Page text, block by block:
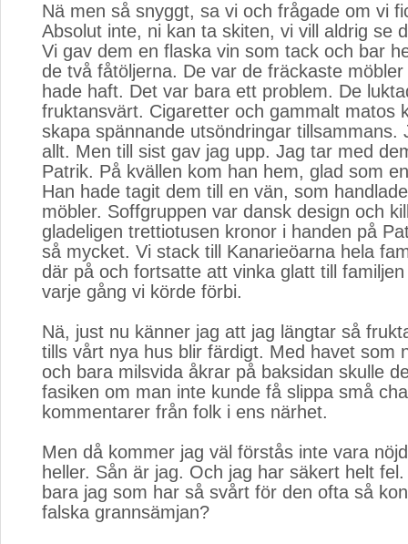
Nä men så snyggt, sa vi och frågade om vi
Absolut inte, ni kan ta skiten, vi vill aldrig se
Vi gav dem en flaska vin som tack och bar
de två fåtöljerna. De var de fräckaste
hade haft. Det var bara ett problem. De
fruktansvärt. Cigaretter och gammalt matos
skapa spännande utsöndringar tillsammans.
allt. Men till sist gav jag upp. Jag tar med
Patrik. På kvällen kom han hem, glad som
Han hade tagit dem till en vän, som
möbler. Soffgruppen var dansk design och
gladeligen trettiotusen kronor i handen på
så mycket. Vi stack till Kanarieöarna hela
där på och fortsatte att vinka glatt till
varje gång vi körde förbi.
Nä, just nu känner jag att jag längtar så
tills vårt nya hus blir färdigt. Med havet som
och bara milsvida åkrar på baksidan skulle
fasiken om man inte kunde få slippa små
kommentarer från folk i ens närhet.
Men då kommer jag väl förstås inte vara
heller. Sån är jag. Och jag har säkert helt
bara jag som har så svårt för den ofta så
falska grannsämjan?